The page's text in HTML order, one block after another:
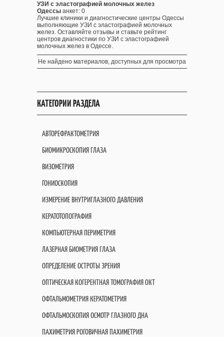
УЗИ с эластографией молочных желез
Одессы анкет: 0
Лучшие клиники и диагностические центры Одессы
выполняющие УЗИ с эластографией молочных
желез. Оставляйте отзывы и ставьте рейтинг
центров диагностики по УЗИ с эластографией
молочных желез в Одессе.
Не найдено материалов, доступных для просмотра
КАТЕГОРИИ РАЗДЕЛА
АВТОРЕФРАКТОМЕТРИЯ
БИОМИКРОСКОПИЯ ГЛАЗА
ВИЗОМЕТРИЯ
ГОНИОСКОПИЯ
ИЗМЕРЕНИЕ ВНУТРИГЛАЗНОГО ДАВЛЕНИЯ
КЕРАТОТОПОГРАФИЯ
КОМПЬЮТЕРНАЯ ПЕРИМЕТРИЯ
ЛАЗЕРНАЯ БИОМЕТРИЯ ГЛАЗА
ОПРЕДЕЛЕНИЕ ОСТРОТЫ ЗРЕНИЯ
ОПТИЧЕСКАЯ КОГЕРЕНТНАЯ ТОМОГРАФИЯ OКT
ОФТАЛЬМОМЕТРИЯ КЕРАТОМЕТРИЯ
ОФТАЛЬМОСКОПИЯ ОСМОТР ГЛАЗНОГО ДНА
ПАХИМЕТРИЯ РОГОВИЧНАЯ ПАХИМЕТРИЯ